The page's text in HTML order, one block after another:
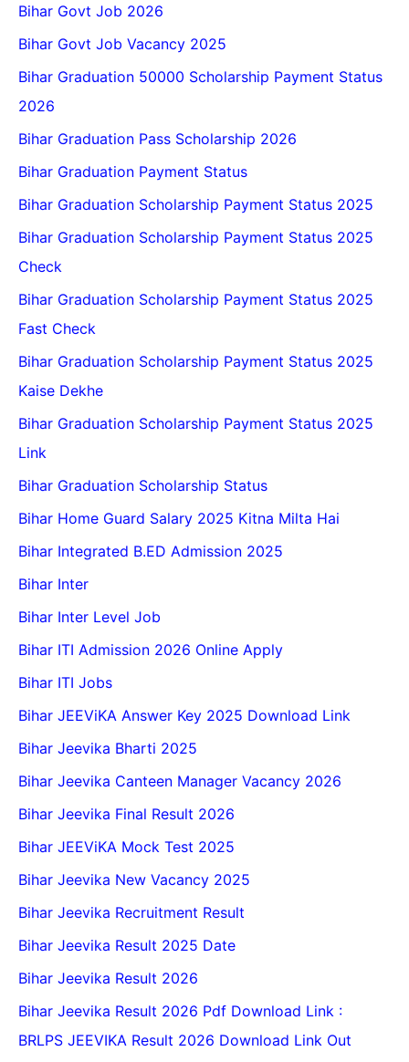
Bihar Govt Job 2026
Bihar Govt Job Vacancy 2025
Bihar Graduation 50000 Scholarship Payment Status
2026
Bihar Graduation Pass Scholarship 2026
Bihar Graduation Payment Status
Bihar Graduation Scholarship Payment Status 2025
Bihar Graduation Scholarship Payment Status 2025
Check
Bihar Graduation Scholarship Payment Status 2025
Fast Check
Bihar Graduation Scholarship Payment Status 2025
Kaise Dekhe
Bihar Graduation Scholarship Payment Status 2025
Link
Bihar Graduation Scholarship Status
Bihar Home Guard Salary 2025 Kitna Milta Hai
Bihar Integrated B.ED Admission 2025
Bihar Inter
Bihar Inter Level Job
Bihar ITI Admission 2026 Online Apply
Bihar ITI Jobs
Bihar JEEViKA Answer Key 2025 Download Link
Bihar Jeevika Bharti 2025
Bihar Jeevika Canteen Manager Vacancy 2026
Bihar Jeevika Final Result 2026
Bihar JEEViKA Mock Test 2025
Bihar Jeevika New Vacancy 2025
Bihar Jeevika Recruitment Result
Bihar Jeevika Result 2025 Date
Bihar Jeevika Result 2026
Bihar Jeevika Result 2026 Pdf Download Link :
BRLPS JEEVIKA Result 2026 Download Link Out